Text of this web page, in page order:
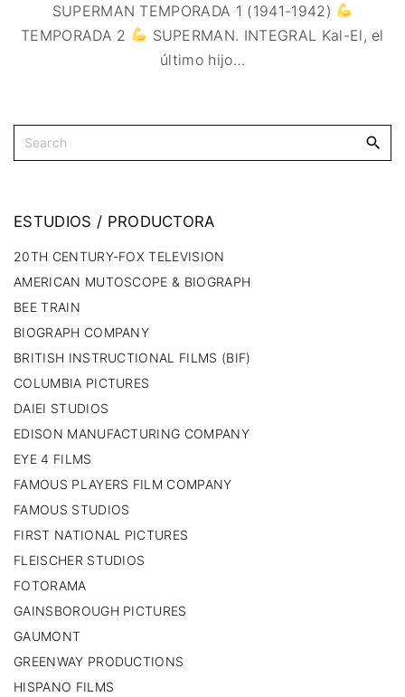
SUPERMAN TEMPORADA 1 (1941-1942)
TEMPORADA 2
SUPERMAN. INTEGRAL Kal-El, el
último hijo…
ESTUDIOS / PRODUCTORA
20TH CENTURY-FOX TELEVISION
AMERICAN MUTOSCOPE & BIOGRAPH
BEE TRAIN
BIOGRAPH COMPANY
BRITISH INSTRUCTIONAL FILMS (BIF)
COLUMBIA PICTURES
DAIEI STUDIOS
EDISON MANUFACTURING COMPANY
EYE 4 FILMS
FAMOUS PLAYERS FILM COMPANY
FAMOUS STUDIOS
FIRST NATIONAL PICTURES
FLEISCHER STUDIOS
FOTORAMA
GAINSBOROUGH PICTURES
GAUMONT
GREENWAY PRODUCTIONS
HISPANO FILMS